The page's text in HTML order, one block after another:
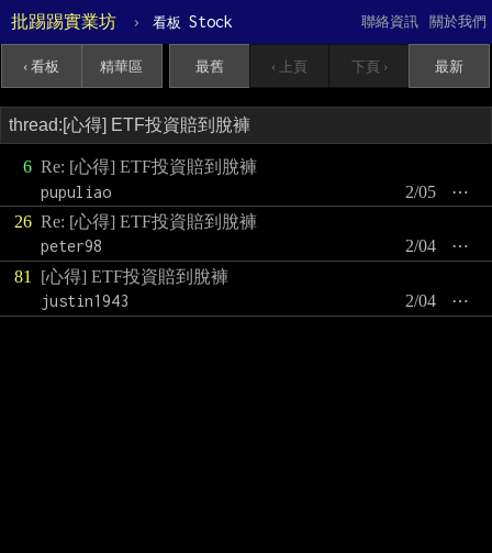
批踢踢實業坊 › 看板 Stock 關於我們
聯絡資訊
‹ 看板 精華區 最舊 ‹ 上頁 下頁 › 最新
6 Re: [心得] ETF投資賠到脫褲
pupuliao
⋯
2/05
26 Re: [心得] ETF投資賠到脫褲
peter98
⋯
2/04
81
[心得] ETF投資賠到脫褲
justin1943
⋯
2/04